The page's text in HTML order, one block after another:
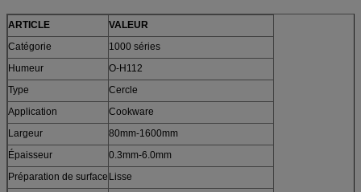
ARTICLE
VALEUR
Catégorie
1000 séries
Humeur
O-H112
Type
Cercle
Application
Cookware
Largeur
80mm-1600mm
Épaisseur
0.3mm-6.0mm
Préparation de surface Lisse